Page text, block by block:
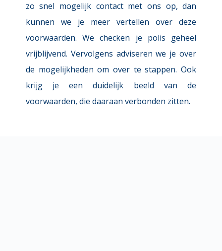
zo snel mogelijk contact met ons op, dan
kunnen we je meer vertellen over deze
voorwaarden. We checken je polis geheel
vrijblijvend. Vervolgens adviseren we je over
de mogelijkheden om over te stappen. Ook
krijg je een duidelijk beeld van de
voorwaarden, die daaraan verbonden zitten.